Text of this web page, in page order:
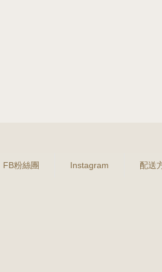
FB粉絲團 Instagram 配送